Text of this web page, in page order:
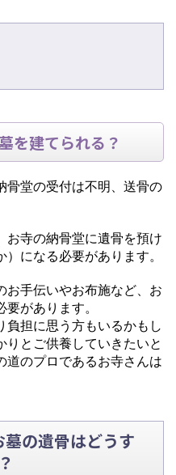
を建てられる？
骨堂の受付は不明、送骨の
お寺の納骨堂に遺骨を預け
になる必要があります。
お手伝いやお布施など、お
があります。
負担に思う方もいるかもし
とご供養していきたいと
道のプロであるお寺さんは
の遺骨はどうす